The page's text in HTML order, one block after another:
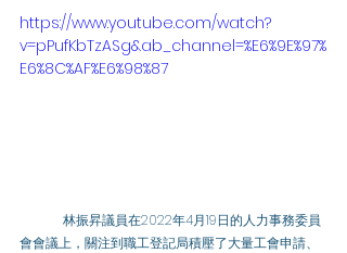
https://www.youtube.com/watch?
v=pPufKbTzASg&ab_channel=%E6%9E%97%
E6%8C%AF%E6%98%87
會會議上，關注到職工登記局積壓了大量工會申請、